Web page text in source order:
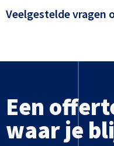
Veelgestelde vragen
Een
waar je